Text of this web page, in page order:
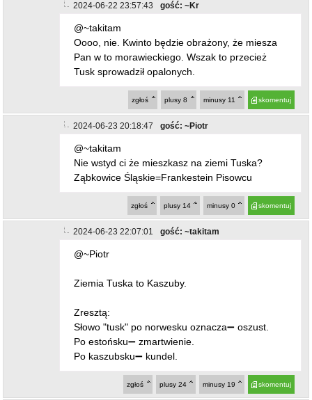
2024-06-22 23:57:43 gość: ~Kr
@~takitam
Oooo, nie. Kwinto będzie obrażony, że miesza
Pan w to morawieckiego. Wszak to przecież
Tusk sprowadził opalonych.
skomentuj
minusy 11
plusy 8
zgłoś
2024-06-23 20:18:47 gość: ~Piotr
@~takitam
Nie wstyd ci że mieszkasz na ziemi Tuska?
Ząbkowice Śląskie=Frankestein Pisowcu
skomentuj
minusy 0
plusy 14
zgłoś
2024-06-23 22:07:01 gość: ~takitam
@~Piotr
Ziemia Tuska to Kaszuby.
Zresztą:
Słowo "tusk" po norwesku oznacza➖ oszust.
Po estońsku➖ zmartwienie.
Po kaszubsku➖ kundel.
skomentuj
minusy 19
plusy 24
zgłoś